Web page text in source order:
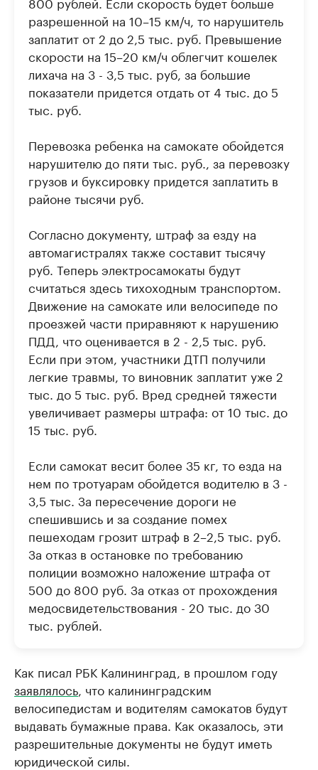
разрешенной на 10–15 км/ч, то нарушитель
заплатит от 2 до 2,5 тыс. руб. Превышение
скорости на 15–20 км/ч облегчит кошелек
лихача на 3 - 3,5 тыс. руб, за большие
показатели придется отдать от 4 тыс. до 5
тыс. руб.
Перевозка ребенка на самокате обойдется
нарушителю до пяти тыс. руб., за перевозку
грузов и буксировку придется заплатить в
районе тысячи руб.
Согласно документу, штраф за езду на
автомагистралях также составит тысячу
руб. Теперь электросамокаты будут
считаться здесь тихоходным транспортом.
Движение на самокате или велосипеде по
проезжей части приравняют к нарушению
ПДД, что оценивается в 2 - 2,5 тыс. руб.
Если при этом, участники ДТП получили
легкие травмы, то виновник заплатит уже 2
тыс. до 5 тыс. руб. Вред средней тяжести
увеличивает размеры штрафа: от 10 тыс. до
15 тыс. руб.
Если самокат весит более 35 кг, то езда на
нем по тротуарам обойдется водителю в 3 -
3,5 тыс. За пересечение дороги не
спешившись и за создание помех
пешеходам грозит штраф в 2–2,5 тыс. руб.
За отказ в остановке по требованию
полиции возможно наложение штрафа от
500 до 800 руб. За отказ от прохождения
медосвидетельствования - 20 тыс. до 30
тыс. рублей.
Как писал РБК Калининград, в прошлом году
заявлялось , что калининградским
велосипедистам и водителям самокатов будут
выдавать бумажные права. Как оказалось, эти
разрешительные документы не будут иметь
юридической силы.